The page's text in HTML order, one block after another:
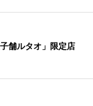
舗ルタオ」限定店